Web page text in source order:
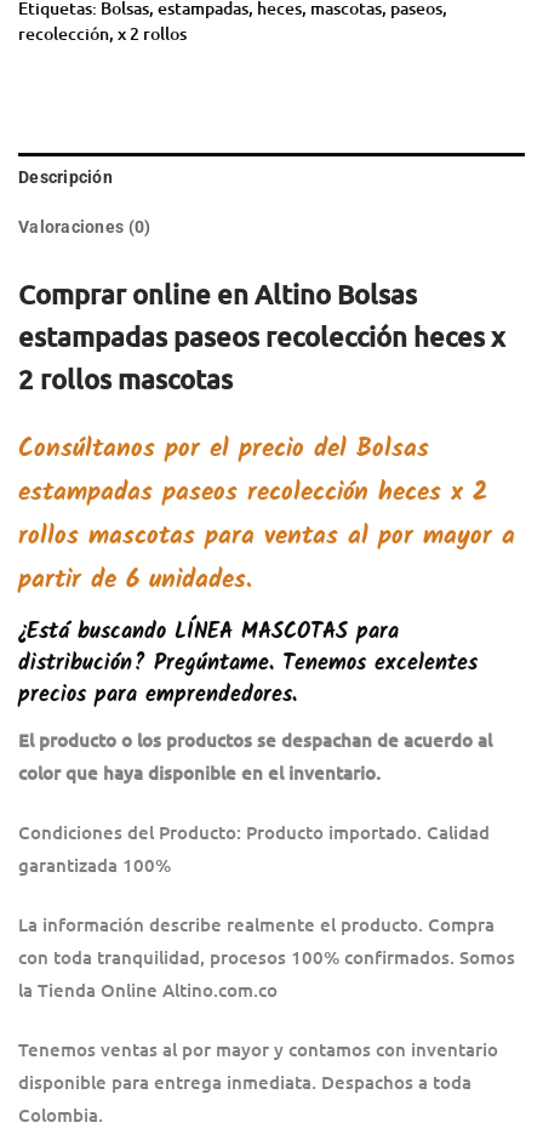
Etiquetas: Bolsas, estampadas, heces, mascotas, paseos,
recolección, x 2 rollos
Descripción
Valoraciones (0)
Comprar online en Altino Bolsas
estampadas paseos recolección heces x
2 rollos mascotas
Consúltanos por el precio del Bolsas
estampadas paseos recolección heces x 2
rollos mascotaspara ventas al por mayor a
partir de 6 unidades.
¿Está buscando LÍNEA MASCOTAS para
distribución? Pregúntame. Tenemos excelentes
precios para emprendedores.
El producto o los productos se despachan de acuerdo al
color que haya disponible en el inventario.
Condiciones del Producto: Producto importado. Calidad
garantizada 100%
La información describe realmente el producto. Compra
con toda tranquilidad, procesos 100% confirmados. Somos
la Tienda Online Altino.com.co
Tenemos ventas al por mayor y contamos con inventario
disponible para entrega inmediata. Despachos a toda
Colombia.